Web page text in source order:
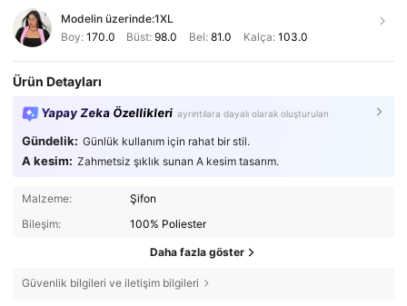
Modelin üzerinde:1XL
Boy: 170.0 Büst:98.0 Bel: 81.0 Kalça: 103.0
Ürün Detayları
Yapay Zeka Özellikleri ayrıntılara dayalı olarak oluşturulan
Gündelik: Günlük kullanım için rahat bir stil.
A kesim: Zahmetsiz şıklık sunan A kesim tasarım.
Malzeme:
Şifon
Bileşim:
100% Poliester
Daha fazla göster
Güvenlik bilgileri ve iletişim bilgileri